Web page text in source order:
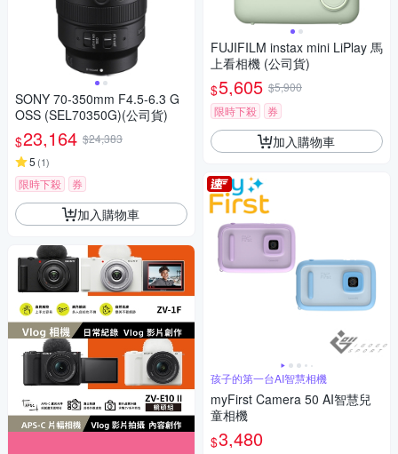
SONY 70-350mm F4.5-6.3 G
OSS (SEL70350G)(公司貨)
$23,164 $24,383
5 (1)
限時下殺 券
加入購物車
FUJIFILM instax mini LiPlay 馬
上看相機 (公司貨)
$5,605 $5,900
限時下殺
券
加入購物車
孩子的第一台AI智慧相機
myFirst Camera 50 AI智慧兒
童相機
$3,480